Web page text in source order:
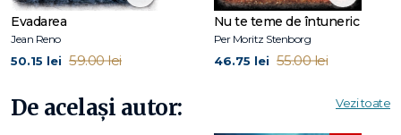
Evadarea
Jean Reno
50.15 lei 59.00 lei
Nu te teme de întuneric
Per Moritz Stenborg
46.75 lei 55.00 lei
De același autor: Vezi toate